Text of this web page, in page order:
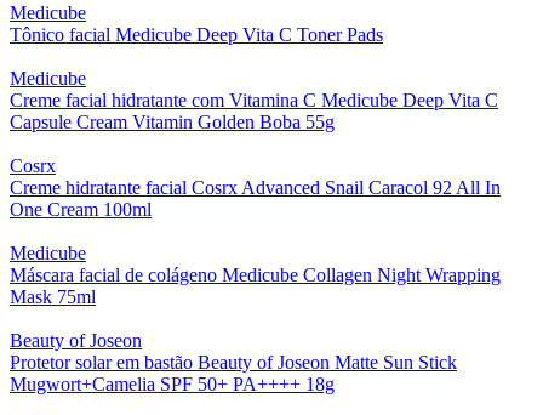
Medicube
Tônico facial Medicube Deep Vita C Toner Pads
Medicube
Creme facial hidratante com Vitamina C Medicube Deep Vita C
Capsule Cream Vitamin Golden Boba 55g
Cosrx
Creme hidratante facial Cosrx Advanced Snail Caracol 92 All In
One Cream 100ml
Medicube
Máscara facial de colágeno Medicube Collagen Night Wrapping
Mask 75ml
Beauty of Joseon
Protetor solar em bastão Beauty of Joseon Matte Sun Stick
Mugwort+Camelia SPF 50+ PA++++ 18g